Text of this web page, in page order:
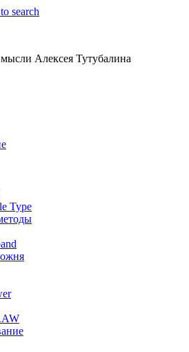
search
Алексея Тутубалина
Type